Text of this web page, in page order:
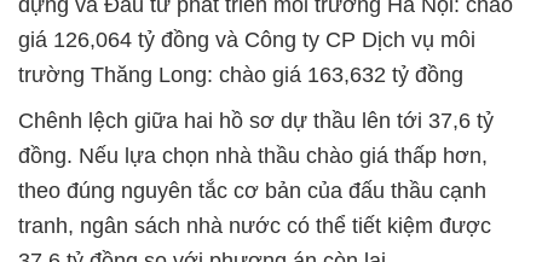
dựng và Đầu tư phát triển môi trường Hà Nội: chào
giá 126,064 tỷ đồng và Công ty CP Dịch vụ môi
trường Thăng Long: chào giá 163,632 tỷ đồng
Chênh lệch giữa hai hồ sơ dự thầu lên tới 37,6 tỷ
đồng. Nếu lựa chọn nhà thầu chào giá thấp hơn,
theo đúng nguyên tắc cơ bản của đấu thầu cạnh
tranh, ngân sách nhà nước có thể tiết kiệm được